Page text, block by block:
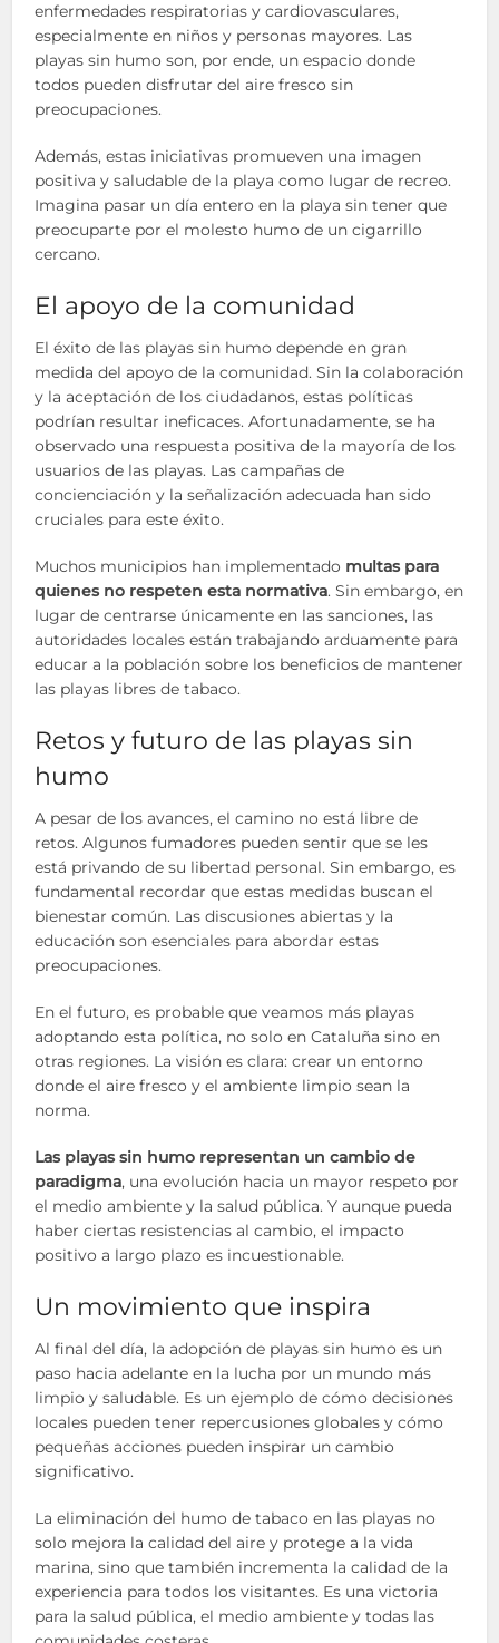
enfermedades respiratorias y cardiovasculares,
especialmente en niños y personas mayores. Las
playas sin humo son, por ende, un espacio donde
todos pueden disfrutar del aire fresco sin
preocupaciones.
Además, estas iniciativas promueven una imagen
positiva y saludable de la playa como lugar de recreo.
Imagina pasar un día entero en la playa sin tener que
preocuparte por el molesto humo de un cigarrillo
cercano.
El apoyo de la comunidad
El éxito de las playas sin humo depende en gran
medida del apoyo de la comunidad. Sin la colaboración
y la aceptación de los ciudadanos, estas políticas
podrían resultar ineficaces. Afortunadamente, se ha
observado una respuesta positiva de la mayoría de los
usuarios de las playas. Las campañas de
concienciación y la señalización adecuada han sido
cruciales para este éxito.
Muchos municipios han implementado multas para
quienes no respeten esta normativa. Sin embargo, en
lugar de centrarse únicamente en las sanciones, las
autoridades locales están trabajando arduamente para
educar a la población sobre los beneficios de mantener
las playas libres de tabaco.
Retos y futuro de las playas sin
humo
A pesar de los avances, el camino no está libre de
retos. Algunos fumadores pueden sentir que se les
está privando de su libertad personal. Sin embargo, es
fundamental recordar que estas medidas buscan el
bienestar común. Las discusiones abiertas y la
educación son esenciales para abordar estas
preocupaciones.
En el futuro, es probable que veamos más playas
adoptando esta política, no solo en Cataluña sino en
otras regiones. La visión es clara: crear un entorno
donde el aire fresco y el ambiente limpio sean la
norma.
Las playas sin humo representan un cambio de
paradigma, una evolución hacia un mayor respeto por
el medio ambiente y la salud pública. Y aunque pueda
haber ciertas resistencias al cambio, el impacto
positivo a largo plazo es incuestionable.
Un movimiento que inspira
Al final del día, la adopción de playas sin humo es un
paso hacia adelante en la lucha por un mundo más
limpio y saludable. Es un ejemplo de cómo decisiones
locales pueden tener repercusiones globales y cómo
pequeñas acciones pueden inspirar un cambio
significativo.
La eliminación del humo de tabaco en las playas no
solo mejora la calidad del aire y protege a la vida
marina, sino que también incrementa la calidad de la
experiencia para todos los visitantes. Es una victoria
para la salud pública, el medio ambiente y todas las